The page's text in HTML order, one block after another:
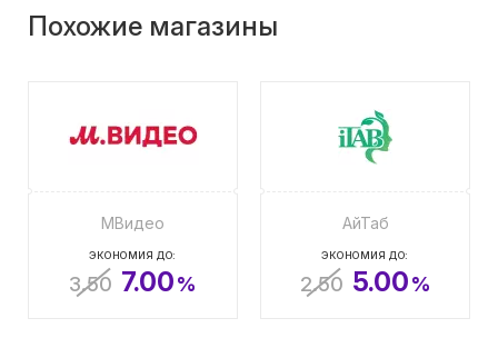
Похожие магазины
МВидео
ЭКОНОМИЯ ДО:
3.50 7.00%
АйТаб
ЭКОНОМИЯ ДО:
2.50 5.00%